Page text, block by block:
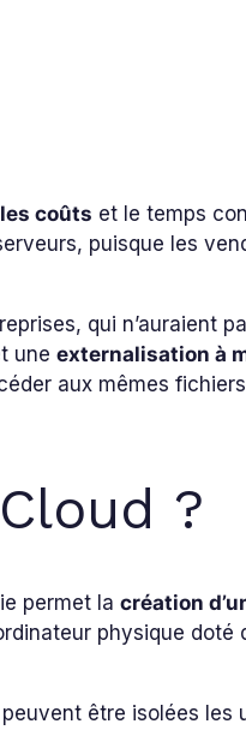
coûts et le temps
puisque les
qui n’auraient
uneexternalisation à
aux mêmes
?
permet lacréation
physique doté
peuvent être isolées les